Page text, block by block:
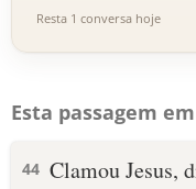
Resta 1 conversa hoje
Esta passagem
44 Clamou Jesus,